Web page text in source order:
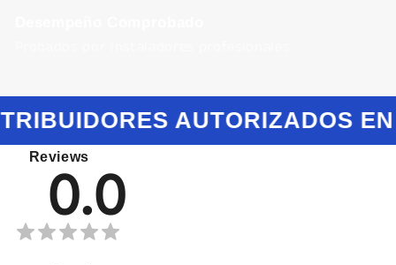
AUTORIZADOS
Reviews
0.0